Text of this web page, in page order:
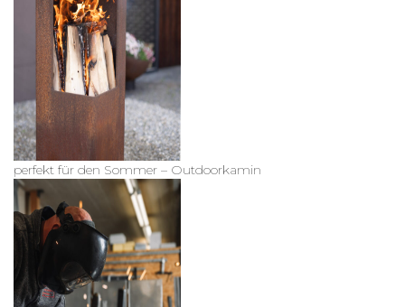
perfekt für den Sommer – Outdoorkamin